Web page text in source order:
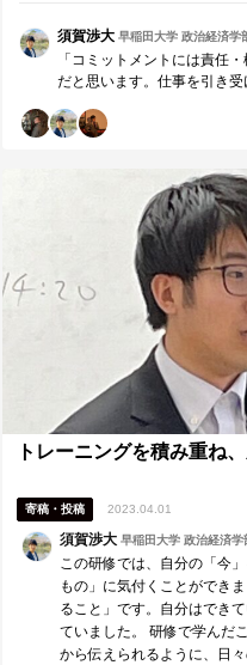
準備をやりきり、自分にも
る人になりたいと強く思っ
須賀渉大早稲田大学 政治経済学
「コミットメントには責任
だと思います。仕事を引き
１つ１つの仕事に向き合い続
後も本田さんが努力を重ね
トレーニングを積み重ね
寄稿・投稿 2023.04.01
須賀渉大早稲田大学 政治経済学
この研修では、自分の「今
もの」に気付くことができ
ること」です。自分はでき
ていました。 研修で学んだ
から伝えられるように、日